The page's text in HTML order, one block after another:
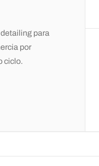
para
por
ciclo.